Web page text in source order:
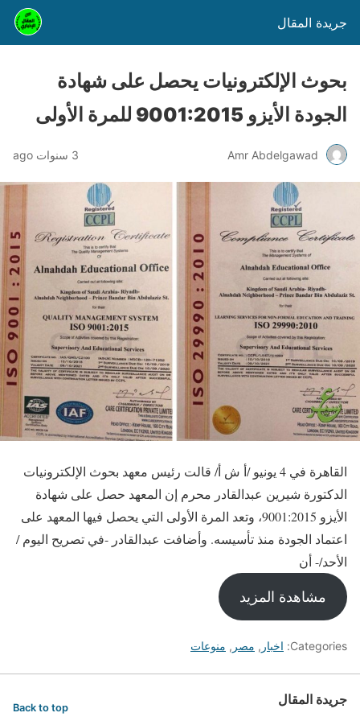
جريدة المقال
بحوث الإلكترونيات يحصل على شهادة
الجودة الأيزو 9001:2015 للمرة الأولى
Amr Abdelgawad 3 سنوات ago
القاهرة في 4 يونيو /أ ش أ/ قالت رئيس معهد بحوث الإلكترونيات
الدكتورة شيرين عبدالقادر محرم إن المعهد حصل على شهادة
الأيزو 9001:2015، وتعد المرة الأولى التي يحصل فيها المعهد على
اعتماد الجودة منذ تأسيسه. وأضافت عبدالقادر -في تصريح اليوم /
الأحد/- أن
مشاهدة المزيد
Categories: اخبار , مصر , منوعات
جريدة المقال Back to top